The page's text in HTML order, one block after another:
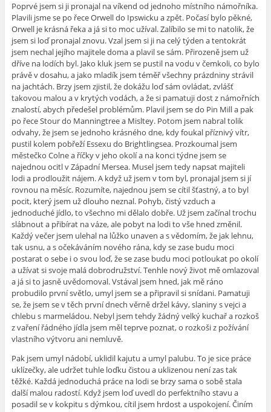
Poprvé jsem si ji pronajal na víkend od jednoho místního námořníka.
Plavili jsme se po řece Orwell do Ipswicku a zpět. Počasí bylo pěkné,
Orwell je krásná řeka a já si to moc užíval. Zalíbilo se mi to natolik, že
jsem si loď pronajal znovu. Vzal jsem si ji na celý týden a tentokrát
jsem nechal jejího majitele doma a plavil se sám. Přirozeně jsem už
dříve na lodích byl. Jako kluk jsem se pustil na vodu v čemkoli, co bylo
právě v dosahu, a jako mladík jsem téměř všechny prázdniny strávil
na jachtách. Brzy jsem zjistil, že dokážu loď sám ovládat, zvlášť
takovou malou a v krytých vodách, a že si pamatuji dost z námořních
znalostí, abych předešel problémům. Plavil jsem se do Pin Mill a pak
po řece Stour do Manningtree a Misltey. Potom jsem nabral tolik
odvahy, že jsem se jednoho krásného dne, kdy foukal příznivý vítr,
pustil kolem pobřeží Essexu do Brightlingsea. Prozkoumal jsem
městečko Colne a říčky v jeho okolí a na konci týdne jsem se
najednou ocitl v Západní Mersea. Musel jsem tedy napsat majiteli
lodi a prodloužit nájem. A když už jsem v tom byl, pronajal jsem si jí
rovnou na měsíc. Rozumíte, najednou jsem se cítil šťastný, a to byl
pocit, který jsem už dlouho neznal. Pohyb, čistý vzduch a
jednoduché jídlo, to všechno mi dělalo dobře. Už jsem začínal trochu
slábnout a přibírat na váze, ale pobyt na lodi to vše hned změnil.
Každý večer jsem ulehal na lůžko unaven a s vědomím, že jak lehnu,
tak usnu, a s očekáváním nového rána, kdy se zase budu moci
postarat o sebe i o svou loď, že se zase budu moci potloukat po okolí
a užívat si svoje malá dobrodružství. Tenhle nový život mě omlazoval
a já si to jasně uvědomoval. Vstával jsem hned, jak mě ráno
probudilo první světlo, umyl jsem se a připravil si snídani. Pamatuji
se, že jsem se v těch první dnech věrně držel kávy, slaniny s vejci a
chlebu s marmeládou. Nebyl jsem tehdy žádný velký kuchař a rozkoš
z vaření řádného jídla jsem měl teprve poznat, o rozkoši z požívání
vlastního výtvoru ani nemluvě.
Pak jsem umyl nádobí, uklidil kajutu a umyl palubu. To je sice práce
uklízečky, ale udržet tuhle loďku čistou a uklizenou není zas tak
těžké. Každá jednoduchá práce na lodi se brzy sama o sobě stala
další malou radostí. Když jsem loď uvedl do perfektního stavu a
posadil se v kokpitu s dýmkou, cítil jsem hrdost a uspokojení. Činím